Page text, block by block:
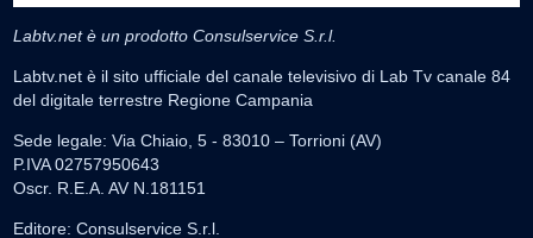
Labtv.net è un prodotto Consulservice S.r.l.
Labtv.net è il sito ufficiale del canale televisivo di Lab Tv canale 84
del digitale terrestre Regione Campania
Sede legale: Via Chiaio, 5 - 83010 – Torrioni (AV)
P.IVA 02757950643
Oscr. R.E.A. AV N.181151
Editore: Consulservice S.r.l.